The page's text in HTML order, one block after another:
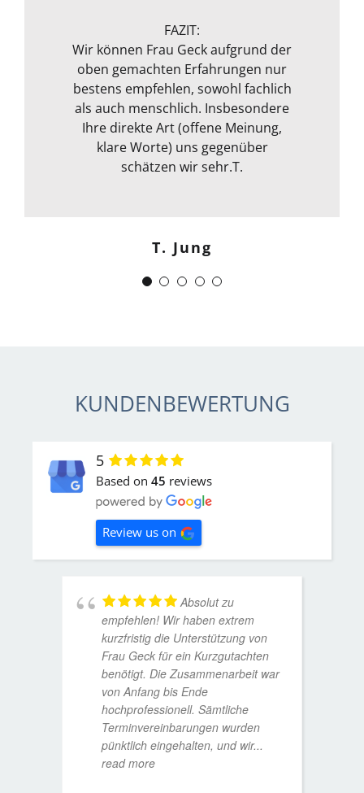
FAZIT:
Wir können Frau Geck aufgrund der
oben gemachten Erfahrungen nur
bestens empfehlen, sowohl fachlich
als auch menschlich. Insbesondere
Ihre direkte Art (offene Meinung,
klare Worte) uns gegenüber
schätzen wir sehr.T.
T. Jung
angeboten wird, rundet sie durch
ihre fachliche Kompetenz ab. Termin
war auch sehr kurzfristig und
spontan machbar. Die
Kommunikation war auch bestens .
Egal ob email Telefon etc… Alles in
allem kann ich sie nur
weiterempfehlen. Weiter so !
J. Schwaber
Frank Dettenbach
KUNDENBEWERTUNG
5
Based on 45 reviews
Review us on
Absolut zu
empfehlen! Wir haben extrem
kurzfristig die Unterstützung von
Frau Geck für ein Kurzgutachten
benötigt. Die Zusammenarbeit war
von Anfang bis Ende
hochprofessionell. Sämtliche
Terminvereinbarungen wurden
pünktlich eingehalten, und wir...
read more